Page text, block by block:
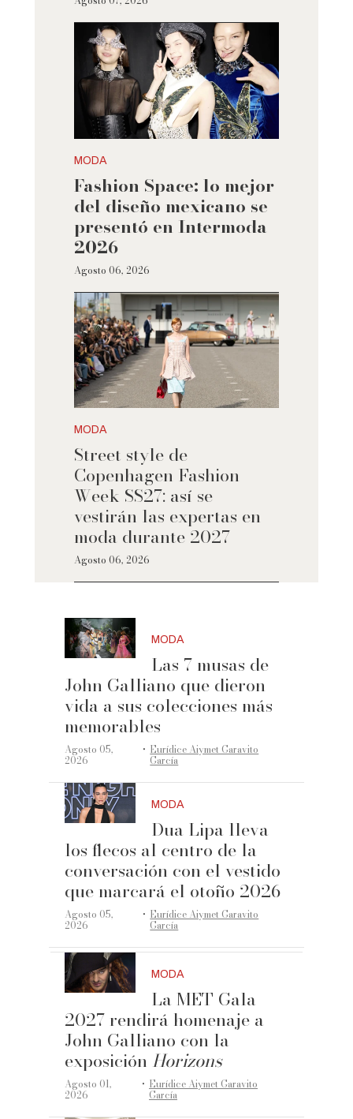
MODA
Fashion Space: lo mejor
del diseño mexicano se
presentó en Intermoda
2026
Agosto 06, 2026
MODA
Street style de
Copenhagen Fashion
Week SS27: así se
vestirán las expertas en
moda durante 2027
Agosto 06, 2026
MODA
Las 7 musas de
John Galliano que dieron
vida a sus colecciones más
memorables
Agosto 05,
2026 ·Eurídice Aiymet Garavito
García
MODA
Dua Lipa lleva
los flecos al centro de la
conversación con el vestido
que marcará el otoño 2026
Agosto 05,
2026 ·Eurídice Aiymet Garavito
García
MODA
La MET Gala
2027 rendirá homenaje a
John Galliano con la
exposición Horizons
Agosto 01,
2026 ·Eurídice Aiymet Garavito
García